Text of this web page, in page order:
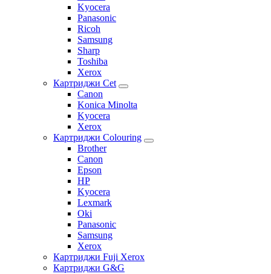
Kyocera
Panasonic
Ricoh
Samsung
Sharp
Toshiba
Xerox
Картриджи Cet
Canon
Konica Minolta
Kyocera
Xerox
Картриджи Colouring
Brother
Canon
Epson
HP
Kyocera
Lexmark
Oki
Panasonic
Samsung
Xerox
Картриджи Fuji Xerox
Картриджи G&G